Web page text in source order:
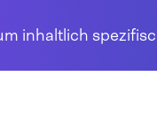
inhaltlich